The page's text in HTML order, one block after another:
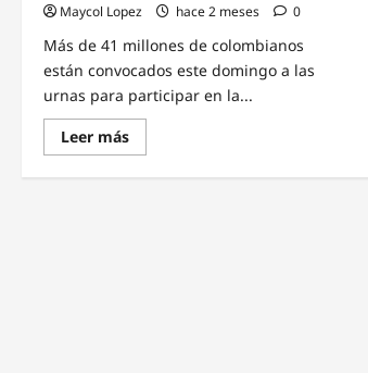
Maycol Lopez hace 2 meses 0
Más de 41 millones de colombianos
están convocados este domingo a las
urnas para participar en la...
Leer másRead
more
Colombia